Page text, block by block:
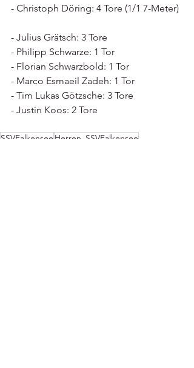
- Christoph Döring: 4 Tore (1/1 7-Meter)
- Julius Grätsch: 3 Tore
- Philipp Schwarze: 1 Tor
- Florian Schwarzbold: 1 Tor
- Marco Esmaeil Zadeh: 1 Tor
- Tim Lukas Götzsche: 3 Tore
- Justin Koos: 2 Tore
SSVFalkensee Herren_SSVFalkensee